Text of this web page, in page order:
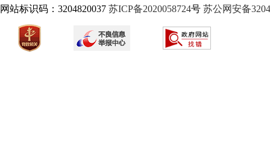
网站标识码：3204820037 苏ICP备2020058724号 苏公网安备